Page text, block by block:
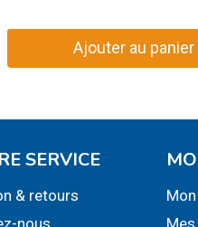
Ajouter au panier
SERVICE
& retours
nous